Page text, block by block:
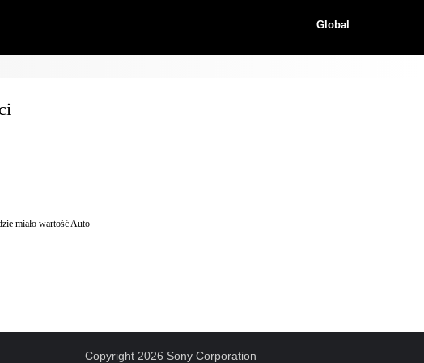
Global
miało wartość Auto
Copyright 2026 Sony Corporation